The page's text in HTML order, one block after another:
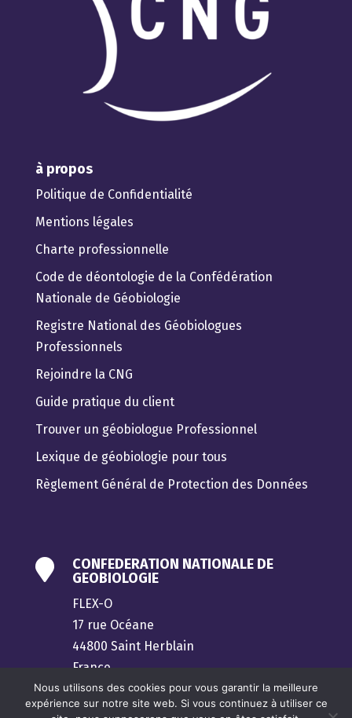
à propos
Politique de Confidentialité
Mentions légales
Charte professionnelle
Code de déontologie de la Confédération
Nationale de Géobiologie
Registre National des Géobiologues
Professionnels
Rejoindre la CNG
Guide pratique du client
Trouver un géobiologue Professionnel
Lexique de géobiologie pour tous
Règlement Général de Protection des Données

CONFEDERATION NATIONALE DE
GEOBIOLOGIE
FLEX-O
17 rue Océane
44800 Saint Herblain
France
contact@confederation-geobiologie.fr
Nous utilisons des cookies pour vous garantir la meilleure
expérience sur notre site web. Si vous continuez à utiliser ce